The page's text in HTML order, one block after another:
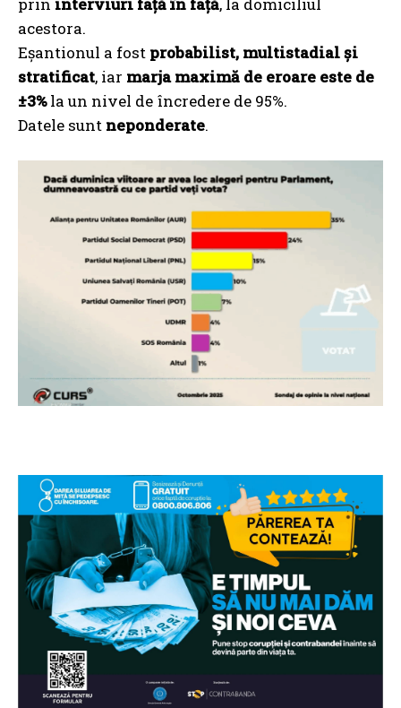
prin interviuri față în față, la domiciliul
acestora.
Eșantionul a fost probabilist, multistadial și
stratificat, iar marja maximă de eroare este de
±3%la un nivel de încredere de 95%.
Datele sunt neponderate.